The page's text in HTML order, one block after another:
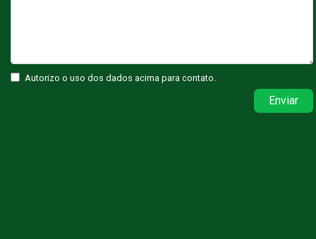
Autorizo o uso dos dados acima para contato.
Enviar